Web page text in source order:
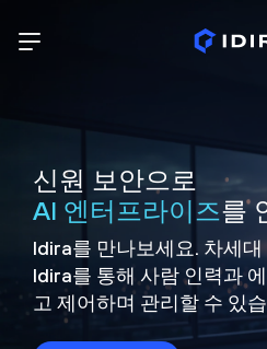
신원 보안으로
AI 엔터프라이즈를
Idira를 만나보세요. 차세
Idira를 통해 사람 인력과
고 제어하며 관리할 수 있